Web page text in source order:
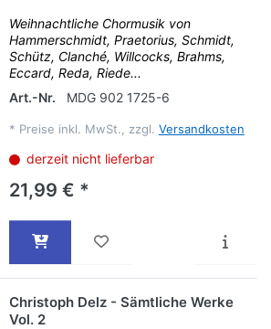
Weihnachtliche Chormusik von
Hammerschmidt, Praetorius, Schmidt,
Schütz, Clanché, Willcocks, Brahms,
Eccard, Reda, Riede...
Art.-Nr.
MDG 902 1725-6
* Preise inkl. MwSt., zzgl. Versandkosten
derzeit nicht lieferbar
21,99 € *
Christoph Delz - Sämtliche Werke
Vol. 2